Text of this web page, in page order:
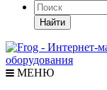
Найти
МЕНЮ